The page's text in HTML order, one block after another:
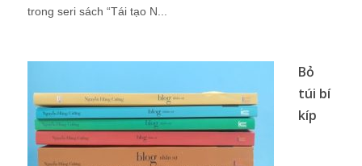
trong seri sách “Tái tạo N...
Bỏ
túi bí
kíp